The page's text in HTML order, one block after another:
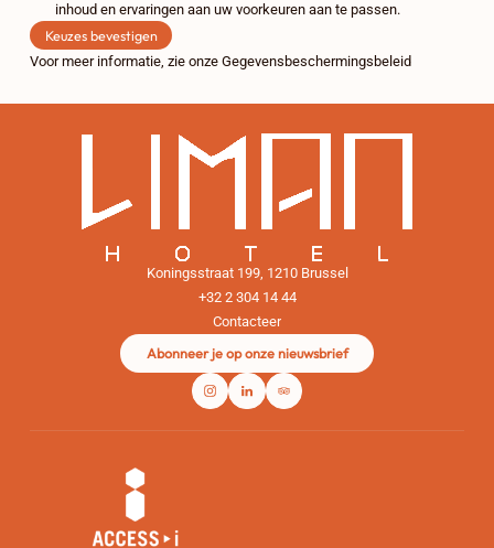
inhoud en ervaringen aan uw voorkeuren aan te passen.
Keuzes bevestigen
Voor meer informatie, zie onze Gegevensbeschermingsbeleid
Koningsstraat 199, 1210 Brussel
+32 2 304 14 44
Contacteer
Abonneer je op onze nieuwsbrief